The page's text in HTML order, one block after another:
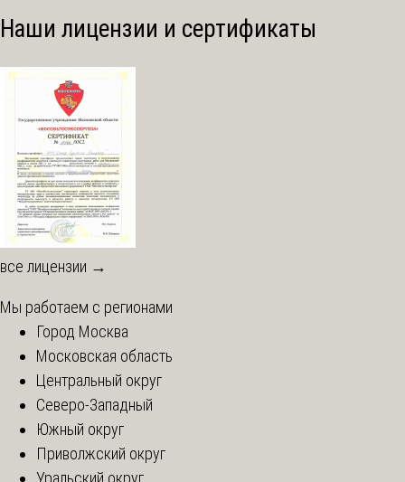
Наши лицензии и сертификаты
все лицензии →
Мы работаем с регионами
Город Москва
Московская область
Центральный округ
Северо-Западный
Южный округ
Приволжский округ